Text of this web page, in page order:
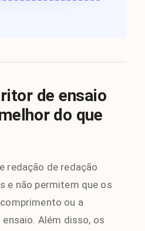
de ensaio
do que
redação de redação
e não permitem que os
ou a
Além disso, os